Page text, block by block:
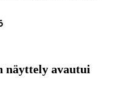
näyttely avautui